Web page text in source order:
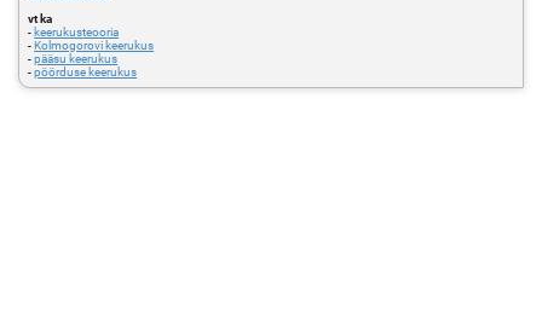
vt ka
- keerukusteooria
-Kolmogorovi keerukus
-pääsu keerukus
-pöörduse keerukus